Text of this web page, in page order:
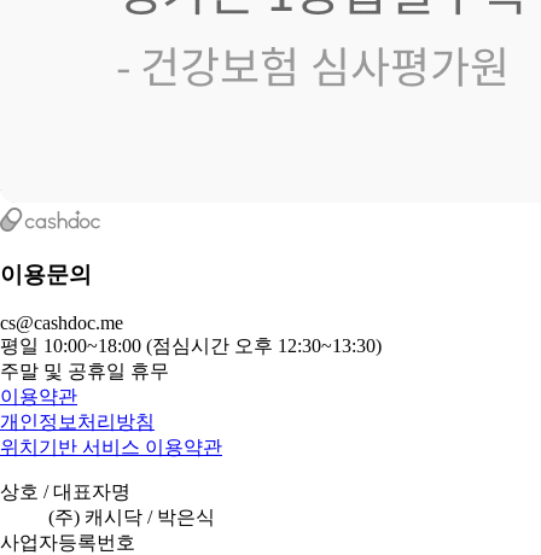
이용문의
cs@cashdoc.me
평일 10:00~18:00 (점심시간 오후 12:30~13:30)
주말 및 공휴일 휴무
이용약관
개인정보처리방침
위치기반 서비스 이용약관
상호 / 대표자명
(주) 캐시닥 / 박은식
사업자등록번호